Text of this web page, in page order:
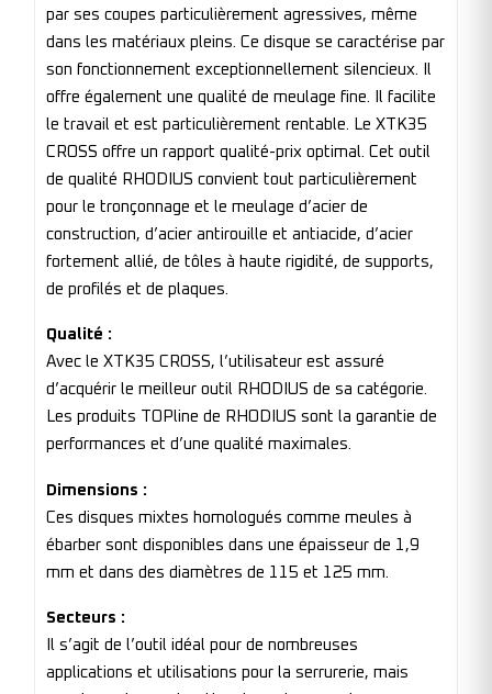
par ses coupes particulièrement agressives, même
dans les matériaux pleins. Ce disque se caractérise par
son fonctionnement exceptionnellement silencieux. Il
offre également une qualité de meulage fine. Il facilite
le travail et est particulièrement rentable. Le XTK35
CROSS offre un rapport qualité-prix optimal. Cet outil
de qualité RHODIUS convient tout particulièrement
pour le tronçonnage et le meulage d’acier de
construction, d’acier antirouille et antiacide, d’acier
fortement allié, de tôles à haute rigidité, de supports,
de profilés et de plaques.
Qualité :
Avec le XTK35 CROSS, l’utilisateur est assuré
d’acquérir le meilleur outil RHODIUS de sa catégorie.
Les produits TOPline de RHODIUS sont la garantie de
performances et d’une qualité maximales.
Dimensions :
Ces disques mixtes homologués comme meules à
ébarber sont disponibles dans une épaisseur de 1,9
mm et dans des diamètres de 115 et 125 mm.
Secteurs :
Il s’agit de l’outil idéal pour de nombreuses
applications et utilisations pour la serrurerie, mais